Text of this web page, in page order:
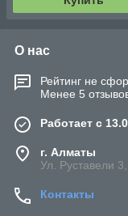
О нас
Рейтинг не
Менее 5
Работает с
г. Алматы
Ул. Руставели
Контакты